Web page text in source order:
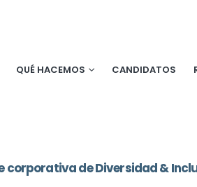
QUÉ HACEMOS CANDIDATOS
de Diversidad &